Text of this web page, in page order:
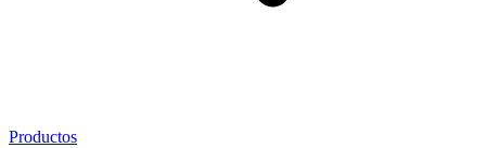
Productos